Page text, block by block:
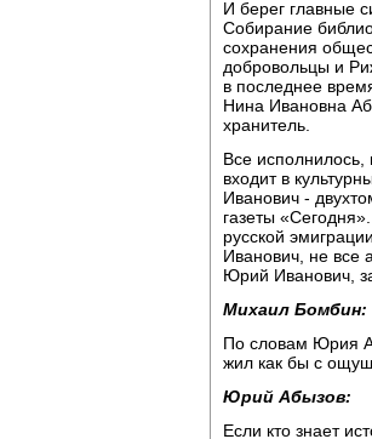
И берег главные
Собирание
сохранения
добровольцы и
в последнее
Нина Ивановна
хранитель.
Все
входит в
Иванович -
газеты
русской
Иванович, не все
Юрий Иванович,
Михаил Бомбин:
По словам Юрия
жил как бы с
Юрий Абызов:
Если кто знает